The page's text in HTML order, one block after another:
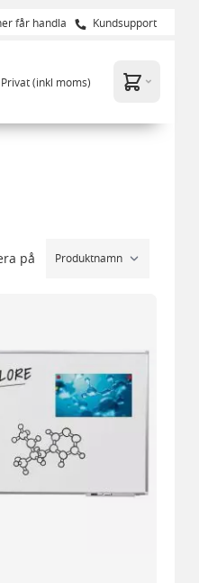
får handla Kundsupport
Privat(inkl moms)
på